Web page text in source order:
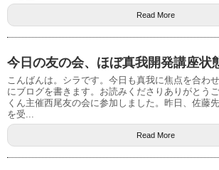
Read More
今日の友の会、ほぼ真我開発講座状
こんばんは。シラです。今日も真我に焦点を合わ
にブログを書きます。お読みくださりありがとう
くん主催西尾友の会に参加しました。昨日、佐藤
を受...
Read More